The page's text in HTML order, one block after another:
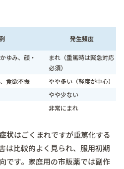
発生頻度
ゆみ、顔・
まれ（重篤時は緊急対応
必須）
食欲不振
やや多い（軽度が中心）
やや少ない
非常にまれ
状はごくまれですが重篤化する
は比較的よく見られ、服用初期
です。家庭用の市販薬では副作